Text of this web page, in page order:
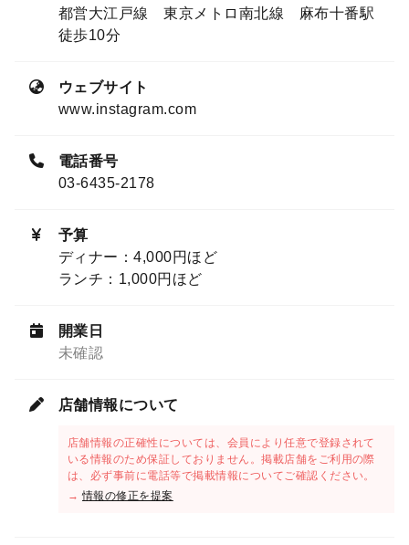
都営大江戸線 東京メトロ南北線 麻布十番駅
徒歩10分
ウェブサイト
www.instagram.com
電話番号
03-6435-2178
予算
ディナー：4,000円ほど
ランチ：1,000円ほど
開業日
未確認
店舗情報について
店舗情報の正確性については、会員により任意で登録されて
いる情報のため保証しておりません。掲載店舗をご利用の際
は、必ず事前に電話等で掲載情報についてご確認ください。
→情報の修正を提案